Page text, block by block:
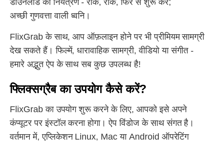
डाउनलोड का नियंत्रण - रोकें, रोकें, फिर से शुरू करें;
अच्छी गुणवत्ता वाली ध्वनि।
FlixGrab के साथ, आप ऑफ़लाइन होने पर भी प्रीमियम सामग्री
देख सकते हैं। फिल्में, धारावाहिक सामग्री, वीडियो या संगीत -
हमारे अद्भुत ऐप के साथ सब कुछ उपलब्ध है!
फ्लिक्सग्रैब का उपयोग कैसे करें?
FlixGrab का उपयोग शुरू करने के लिए, आपको इसे अपने
कंप्यूटर पर इंस्टॉल करना होगा। ऐप विंडोज के साथ संगत है।
वर्तमान में, एप्लिकेशन Linux, Mac या Android ऑपरेटिंग